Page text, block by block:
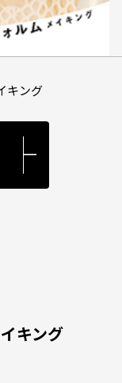
キング
―
キング